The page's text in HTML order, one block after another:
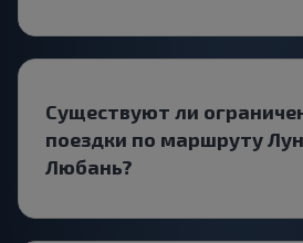
Существуют ли
поездки по маршруту
Любань?